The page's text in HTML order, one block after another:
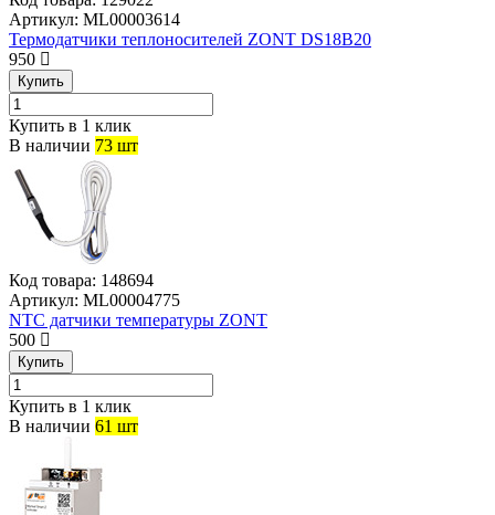
Артикул: ML00003614
Термодатчики теплоносителей ZONT DS18B20
950
Купить
Купить в 1 клик
В наличии 73 шт
Код товара: 148694
Артикул: ML00004775
NTC датчики температуры ZONT
500
Купить
Купить в 1 клик
В наличии 61 шт